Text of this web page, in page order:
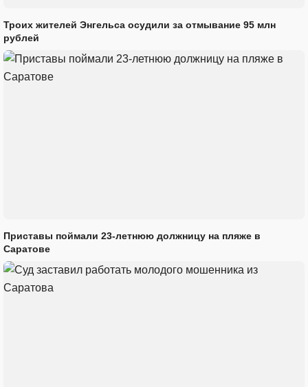
Троих жителей Энгельса осудили за отмывание 95 млн
рублей
Приставы поймали 23-летнюю должницу на пляже в
Саратове